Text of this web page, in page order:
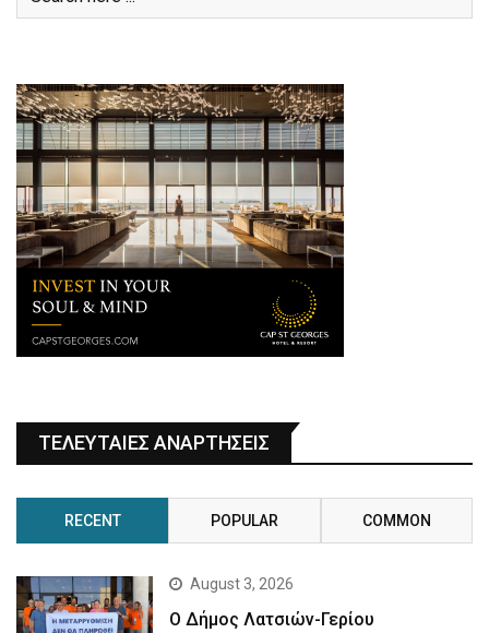
ΤΕΛΕΥΤΑΙΕΣ ΑΝΑΡΤΗΣΕΙΣ
RECENT POPULAR COMMON
August 3, 2026
Ο Δήμος Λατσιών-Γερίου